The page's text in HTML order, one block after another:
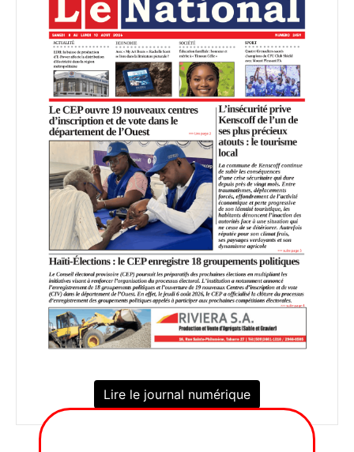
Lire le journal numérique